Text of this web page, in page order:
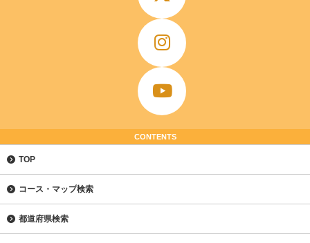
CONTENTS
TOP
コース・マップ検索
都道府県検索